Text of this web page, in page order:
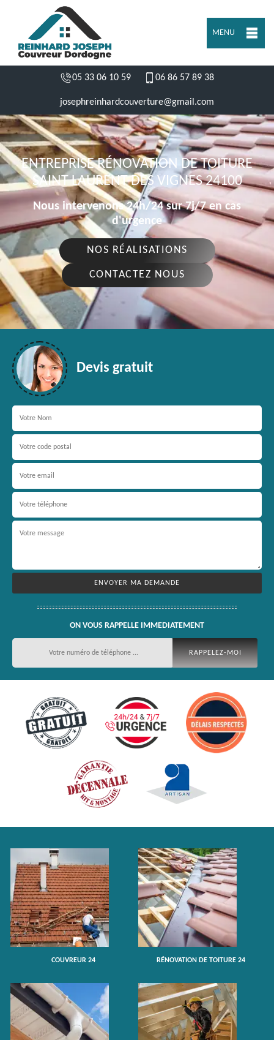
MENU
05 33 06 10 59 06 86 57 89 38
josephreinhardcouverture@gmail.com
ENTREPRISE RÉNOVATION DE TOITURE
SAINT LAURENT DES VIGNES 24100
Nous intervenons 24h/24 sur 7j/7 en cas
d'urgence
NOS RÉALISATIONS
CONTACTEZ NOUS
Devis gratuit
ON VOUS RAPPELLE IMMEDIATEMENT
COUVREUR 24 RÉNOVATION DE TOITURE 24